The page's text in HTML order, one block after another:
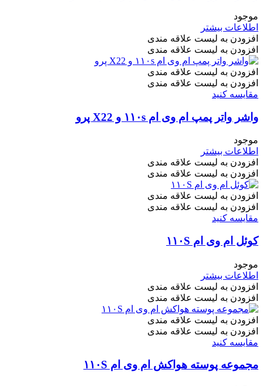
موجود
اطلاعات بیشتر
افزودن به لیست علاقه مندی
افزودن به لیست علاقه مندی
افزودن به لیست علاقه مندی
افزودن به لیست علاقه مندی
مقایسه کنید
واشر واتر پمپ ام وی ام ۱۱۰s و X22 پرو
موجود
اطلاعات بیشتر
افزودن به لیست علاقه مندی
افزودن به لیست علاقه مندی
افزودن به لیست علاقه مندی
افزودن به لیست علاقه مندی
مقایسه کنید
کوئل ام وی ام ۱۱۰S
موجود
اطلاعات بیشتر
افزودن به لیست علاقه مندی
افزودن به لیست علاقه مندی
افزودن به لیست علاقه مندی
افزودن به لیست علاقه مندی
مقایسه کنید
مجموعه پوسته هواکش ام وی ام ۱۱۰S